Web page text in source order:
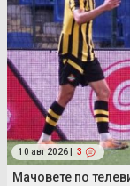
10 авг 2026 | 3
Мачовете по